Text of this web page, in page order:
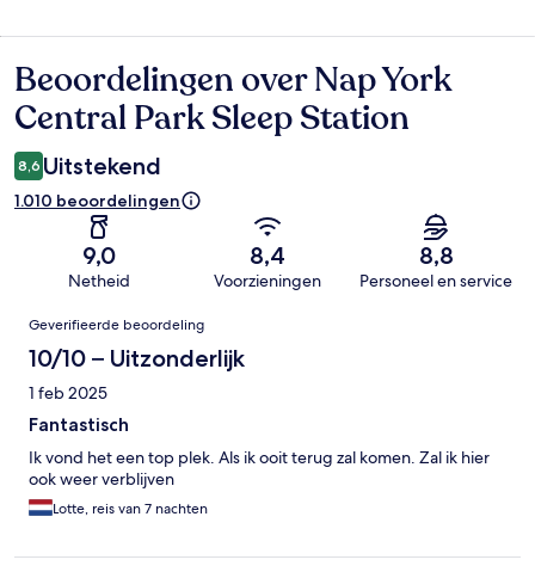
Beoordelingen
Beoordelingen over Nap York
Central Park Sleep Station
8,6 Uitstekend
1.010 beoordelingen
9,0
Netheid
8,4
Voorzieningen
8,8
Personeel en service
Beoordelingen
Geverifieerde beoordeling
10/10 – Uitzonderlijk
1 feb 2025
Fantastisch
Ik vond het een top plek. Als ik ooit terug zal komen. Zal ik hier
ook weer verblijven
Lotte, reis van 7 nachten